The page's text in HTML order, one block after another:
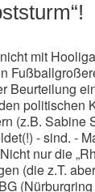
mit
Beurteilung
politischen
(z.B. Sabine
- sind. -
nur die
(die z.T.